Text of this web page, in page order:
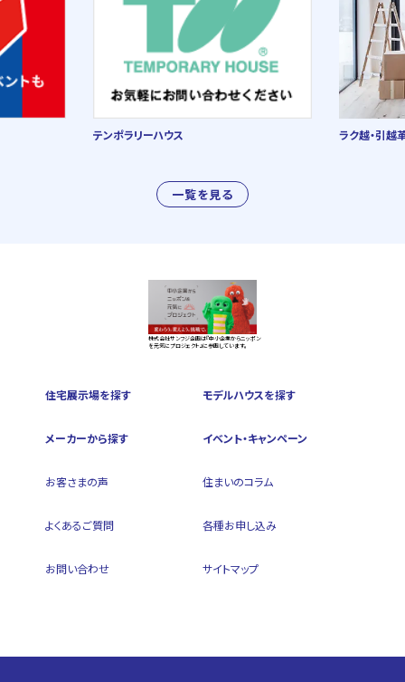
一覧を見る
テンポラリーハウス ラク越・引越
株式会社サンフジ企画は『中小企業からニッポン
を元気にプロジェクト』に参画しています。
住宅展示場を探す モデルハウスを探す
メーカーから探す イベント・キャンペーン
お客さまの声 住まいのコラム
よくあるご質問 各種お申し込み
お問い合わせ サイトマップ